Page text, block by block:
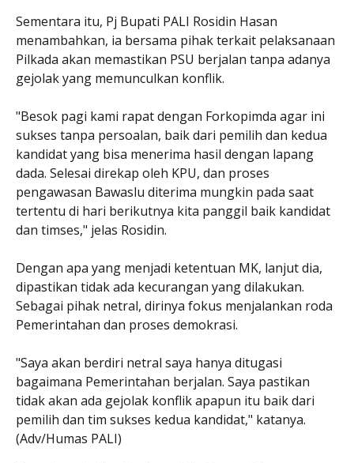
Sementara itu, Pj Bupati PALI Rosidin Hasan
menambahkan, ia bersama pihak terkait pelaksanaan
Pilkada akan memastikan PSU berjalan tanpa adanya
gejolak yang memunculkan konflik.
"Besok pagi kami rapat dengan Forkopimda agar ini
sukses tanpa persoalan, baik dari pemilih dan kedua
kandidat yang bisa menerima hasil dengan lapang
dada. Selesai direkap oleh KPU, dan proses
pengawasan Bawaslu diterima mungkin pada saat
tertentu di hari berikutnya kita panggil baik kandidat
dan timses," jelas Rosidin.
Dengan apa yang menjadi ketentuan MK, lanjut dia,
dipastikan tidak ada kecurangan yang dilakukan.
Sebagai pihak netral, dirinya fokus menjalankan roda
Pemerintahan dan proses demokrasi.
"Saya akan berdiri netral saya hanya ditugasi
bagaimana Pemerintahan berjalan. Saya pastikan
tidak akan ada gejolak konflik apapun itu baik dari
pemilih dan tim sukses kedua kandidat," katanya.
(Adv/Humas PALI)